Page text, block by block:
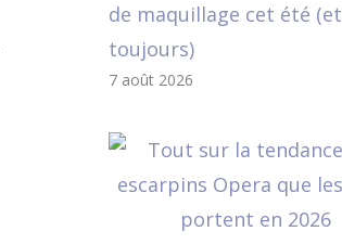
de maquillage cet été (et
toujours)
7 août 2026